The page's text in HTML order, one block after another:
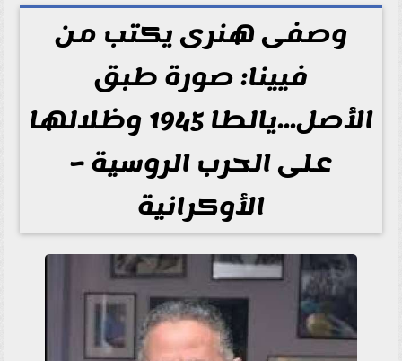
2025-08-20 12:33:57
وصفى هنرى يكتب من
فيينا: صورة طبق
الأصل...يالطا 1945 وظلالها
على الحرب الروسية –
الأوكرانية